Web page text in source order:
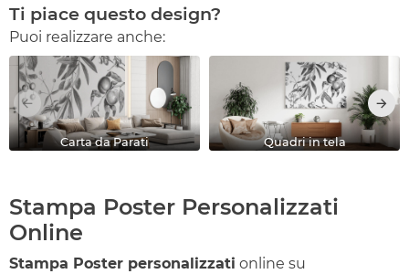
Ti piace questo design?
Puoi realizzare anche:
Carta da Parati Quadri in tela
Stampa Poster Personalizzati
Online
Stampa Poster personalizzati online su